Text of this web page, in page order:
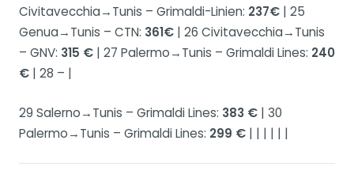
Civitavecchia→Tunis – Grimaldi-Linien: 237€ | 25
Genua→Tunis – CTN: 361€ | 26 Civitavecchia→Tunis
– GNV: 315 € | 27 Palermo→Tunis – Grimaldi Lines: 240
€ | 28 – |
29 Salerno→Tunis – Grimaldi Lines: 383 € | 30
Palermo→Tunis – Grimaldi Lines: 299 € | | | | | |